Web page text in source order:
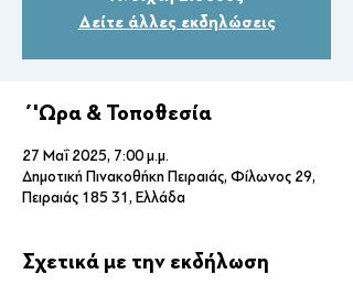
Δείτε άλλες εκδηλώσεις
΄'Ωρα & Τοποθεσία
27 Μαΐ 2025, 7:00 μ.μ.
Δημοτική Πινακοθήκη Πειραιάς, Φίλωνος 29,
Πειραιάς 185 31, Ελλάδα
Σχετικά με την εκδήλωση